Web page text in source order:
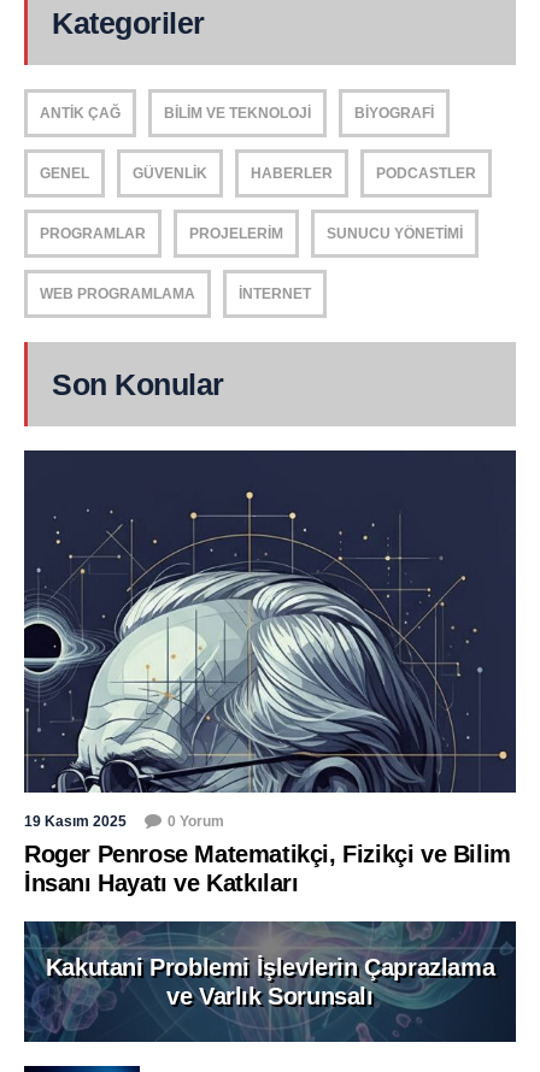
Kategoriler
ANTIK ÇAĞ BILIM VE TEKNOLOJI BIYOGRAFI
GENEL GÜVENLIK HABERLER PODCASTLER
PROGRAMLAR PROJELERIM SUNUCU YÖNETIMI
WEB PROGRAMLAMA İNTERNET
Son Konular
19 Kasım 2025 0 Yorum
Roger Penrose Matematikçi, Fizikçi ve Bilim
İnsanı Hayatı ve Katkıları
Kakutani Problemi İşlevlerin Çaprazlama
ve Varlık Sorunsalı